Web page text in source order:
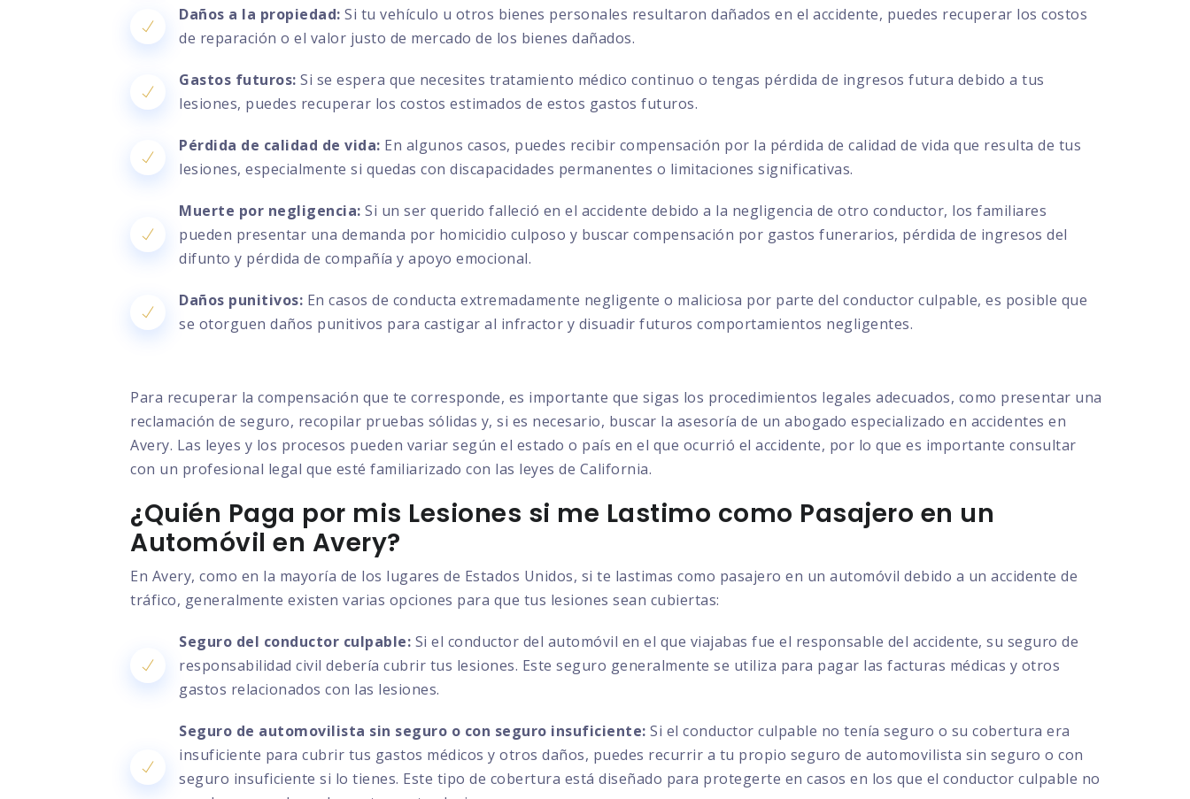
Daños a la propiedad: Si tu vehículo u otros bienes personales resultaron dañados en el accidente, puedes recuperar los costos
de reparación o el valor justo de mercado de los bienes dañados.
Gastos futuros: Si se espera que necesites tratamiento médico continuo o tengas pérdida de ingresos futura debido a tus
lesiones, puedes recuperar los costos estimados de estos gastos futuros.
Pérdida de calidad de vida: En algunos casos, puedes recibir compensación por la pérdida de calidad de vida que resulta de tus
lesiones, especialmente si quedas con discapacidades permanentes o limitaciones significativas.
Muerte por negligencia: Si un ser querido falleció en el accidente debido a la negligencia de otro conductor, los familiares
pueden presentar una demanda por homicidio culposo y buscar compensación por gastos funerarios, pérdida de ingresos del
difunto y pérdida de compañía y apoyo emocional.
Daños punitivos: En casos de conducta extremadamente negligente o maliciosa por parte del conductor culpable, es posible que
se otorguen daños punitivos para castigar al infractor y disuadir futuros comportamientos negligentes.
Para recuperar la compensación que te corresponde, es importante que sigas los procedimientos legales adecuados, como presentar una
reclamación de seguro, recopilar pruebas sólidas y, si es necesario, buscar la asesoría de un abogado especializado en accidentes en
Avery. Las leyes y los procesos pueden variar según el estado o país en el que ocurrió el accidente, por lo que es importante consultar
con un profesional legal que esté familiarizado con las leyes de California.
¿Quién Paga por mis Lesiones si me Lastimo como Pasajero en un
Automóvil en Avery?
En Avery, como en la mayoría de los lugares de Estados Unidos, si te lastimas como pasajero en un automóvil debido a un accidente de
tráfico, generalmente existen varias opciones para que tus lesiones sean cubiertas:
Seguro del conductor culpable: Si el conductor del automóvil en el que viajabas fue el responsable del accidente, su seguro de
responsabilidad civil debería cubrir tus lesiones. Este seguro generalmente se utiliza para pagar las facturas médicas y otros
gastos relacionados con las lesiones.
Seguro de automovilista sin seguro o con seguro insuficiente: Si el conductor culpable no tenía seguro o su cobertura era
insuficiente para cubrir tus gastos médicos y otros daños, puedes recurrir a tu propio seguro de automovilista sin seguro o con
seguro insuficiente si lo tienes. Este tipo de cobertura está diseñado para protegerte en casos en los que el conductor culpable no